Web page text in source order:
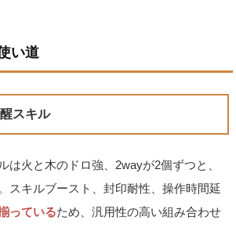
い道
スキル
は火と木のドロ強、2wayが2個ずつと、
スキルブースト、封印耐性、操作時間延
っているため、汎用性の高い組み合わせ